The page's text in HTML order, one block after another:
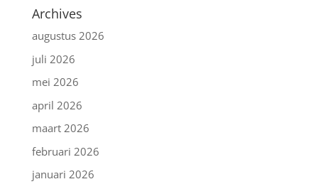
Archives
augustus 2026
juli 2026
mei 2026
april 2026
maart 2026
februari 2026
januari 2026